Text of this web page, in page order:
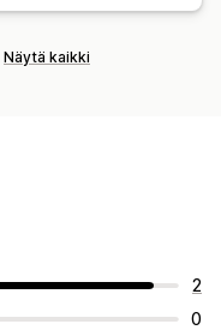
Näytä kaikki
2
0